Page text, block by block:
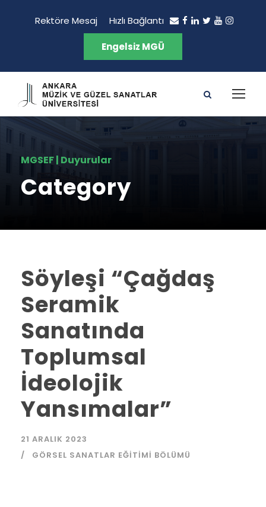
Rektöre Mesaj Hızlı Bağlantı
Engelsiz MGÜ
MGSEF | Duyurular
Category
Söyleşi “Çağdaş
Seramik
Sanatında
Toplumsal
İdeolojik
Yansımalar”
21 ARALIK 2023
GÖRSEL SANATLAR EĞITIMI BÖLÜMÜ